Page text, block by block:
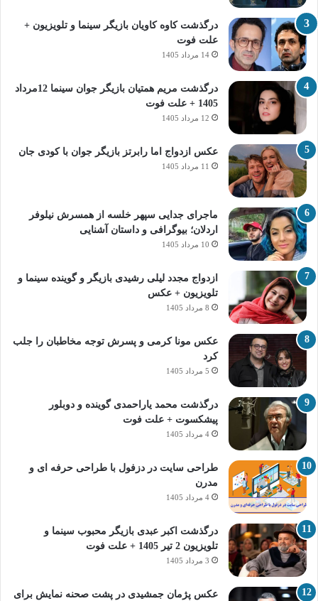
درگذشت کاوه کاویان بازیگر سینما و تلویزیون +
علت فوت
14 مرداد 1405
درگذشت مریم همتیان بازیگر جوان سینما 12مرداد
1405 + علت فوت
12 مرداد 1405
عکس ازدواج اما رابرتز بازیگر جوان با کودی جان
11 مرداد 1405
ماجرای جدایی سپهر خلسه از همسرش نیلوفر
اردلان؛ بیوگرافی و داستان آشنایی
10 مرداد 1405
ازدواج مجدد لیلی رشیدی بازیگر و گوینده سینما و
تلویزیون + عکس
8 مرداد 1405
عکس مونا کرمی و پسرش توجه مخاطبان را جلب
کرد
5 مرداد 1405
درگذشت محمد یاراحمدی گوینده و دوبلور
پیشکسوت + علت فوت
4 مرداد 1405
طراحی سایت در دزفول با طراحی حرفه‌ ای و
مدرن
4 مرداد 1405
درگذشت اکبر عبدی بازیگر محبوب سینما و
تلویزیون 2 تیر 1405 + علت فوت
3 مرداد 1405
عکس پژمان جمشیدی در پشت صحنه نمایش برای